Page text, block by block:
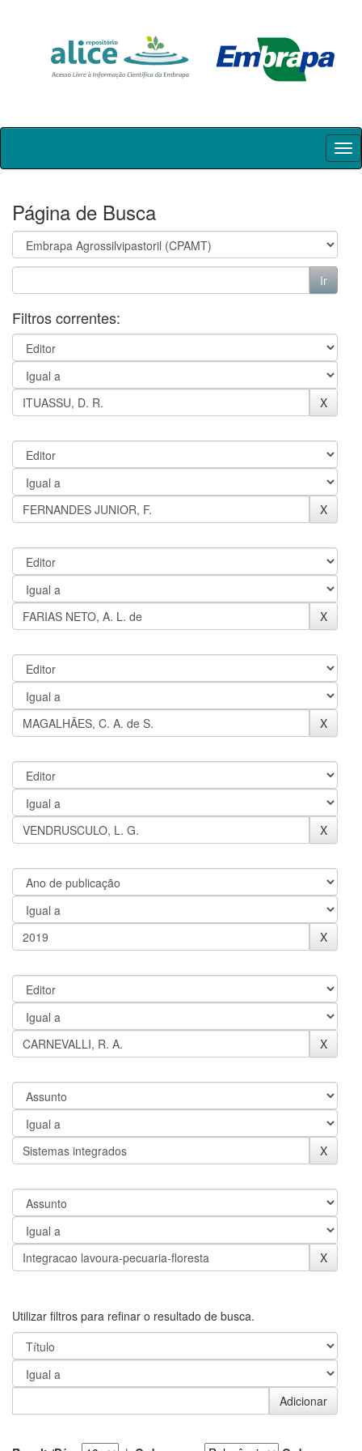
Skip
Página de Busca
Filtros correntes:
Utilizar filtros para refinar o resultado de busca.